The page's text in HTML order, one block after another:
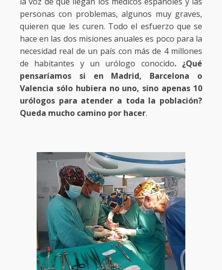
personas con problemas, algunos muy graves,
quieren que les curen. Todo el esfuerzo que se
hace en las dos misiones anuales es poco para la
necesidad real de un país con más de 4 millones
de habitantes y un urólogo conocido. ¿Qué
pensaríamos si en Madrid, Barcelona o
Valencia sólo hubiera no uno, sino apenas 10
urólogos para atender a toda la población?
Queda mucho camino por hacer.